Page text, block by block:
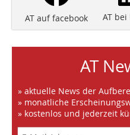
AT auf facebook AT
AT
» aktuelle News der
» monatliche
» kostenlos und jederzeit